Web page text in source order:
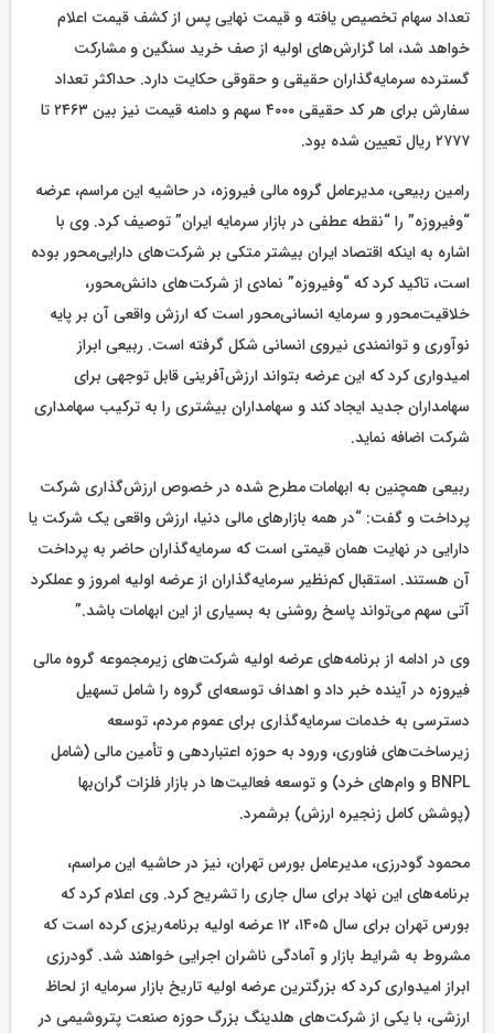
تعداد سهام تخصیص یافته و قیمت نهایی پس از کشف قیمت اعلام
خواهد شد، اما گزارش‌های اولیه از صف خرید سنگین و مشارکت
گسترده سرمایه‌گذاران حقیقی و حقوقی حکایت دارد. حداکثر تعداد
سفارش برای هر کد حقیقی ۴۰۰۰ سهم و دامنه قیمت نیز بین ۲۴۶۳ تا
۲۷۷۷ ریال تعیین شده بود.
رامین ربیعی، مدیرعامل گروه مالی فیروزه، در حاشیه این مراسم، عرضه
“وفیروزه” را “نقطه عطفی در بازار سرمایه ایران” توصیف کرد. وی با
اشاره به اینکه اقتصاد ایران بیشتر متکی بر شرکت‌های دارایی‌محور بوده
است، تاکید کرد که “وفیروزه” نمادی از شرکت‌های دانش‌محور،
خلاقیت‌محور و سرمایه انسانی‌محور است که ارزش واقعی آن بر پایه
نوآوری و توانمندی نیروی انسانی شکل گرفته است. ربیعی ابراز
امیدواری کرد که این عرضه بتواند ارزش‌آفرینی قابل توجهی برای
سهامداران جدید ایجاد کند و سهامداران بیشتری را به ترکیب سهامداری
شرکت اضافه نماید.
ربیعی همچنین به ابهامات مطرح شده در خصوص ارزش‌گذاری شرکت
پرداخت و گفت: “در همه بازارهای مالی دنیا، ارزش واقعی یک شرکت یا
دارایی در نهایت همان قیمتی است که سرمایه‌گذاران حاضر به پرداخت
آن هستند. استقبال کم‌نظیر سرمایه‌گذاران از عرضه اولیه امروز و عملکرد
آتی سهم می‌تواند پاسخ روشنی به بسیاری از این ابهامات باشد.”
وی در ادامه از برنامه‌های عرضه اولیه شرکت‌های زیرمجموعه گروه مالی
فیروزه در آینده خبر داد و اهداف توسعه‌ای گروه را شامل تسهیل
دسترسی به خدمات سرمایه‌گذاری برای عموم مردم، توسعه
زیرساخت‌های فناوری، ورود به حوزه اعتباردهی و تأمین مالی (شامل
BNPL و وام‌های خرد) و توسعه فعالیت‌ها در بازار فلزات گران‌بها
(پوشش کامل زنجیره ارزش) برشمرد.
محمود گودرزی، مدیرعامل بورس تهران، نیز در حاشیه این مراسم،
برنامه‌های این نهاد برای سال جاری را تشریح کرد. وی اعلام کرد که
بورس تهران برای سال ۱۴۰۵، ۱۲ عرضه اولیه برنامه‌ریزی کرده است که
مشروط به شرایط بازار و آمادگی ناشران اجرایی خواهند شد. گودرزی
ابراز امیدواری کرد که بزرگترین عرضه اولیه تاریخ بازار سرمایه از لحاظ
ارزشی، با یکی از شرکت‌های هلدینگ بزرگ حوزه صنعت پتروشیمی در